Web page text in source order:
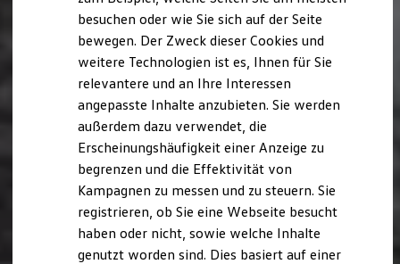
Verbrauchskosten
Kaufoptionen
E-Auto-Förderung
Software und Konnektivität
Die ID. Software 6
ID. Software Versionen und Updates
Digitale Extras
Schnittstellen zu Ihrem ID.
Marke und Erlebnis
Volkswagen R und R Experience
R-Modelle
R Experience
Driving Experience
Volkswagen entdecken
Werkbesichtigung
besuchen oder wie Sie sich auf der Seite
bewegen. Der Zweck dieser Cookies und
weitere Technologien ist es, Ihnen für Sie
relevantere und an Ihre Interessen
angepasste Inhalte anzubieten. Sie werden
außerdem dazu verwendet, die
Erscheinungshäufigkeit einer Anzeige zu
begrenzen und die Effektivität von
Kampagnen zu messen und zu steuern. Sie
registrieren, ob Sie eine Webseite besucht
haben oder nicht, sowie welche Inhalte
genutzt worden sind. Dies basiert auf einer